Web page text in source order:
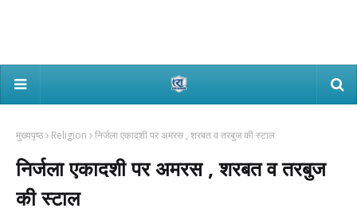
मुख्यपृष्ठ Religion निर्जला एकादशी पर अमरस , शरबत व तरबुज की स्टाल
निर्जला एकादशी पर अमरस , शरबत व तरबुज
की स्टाल